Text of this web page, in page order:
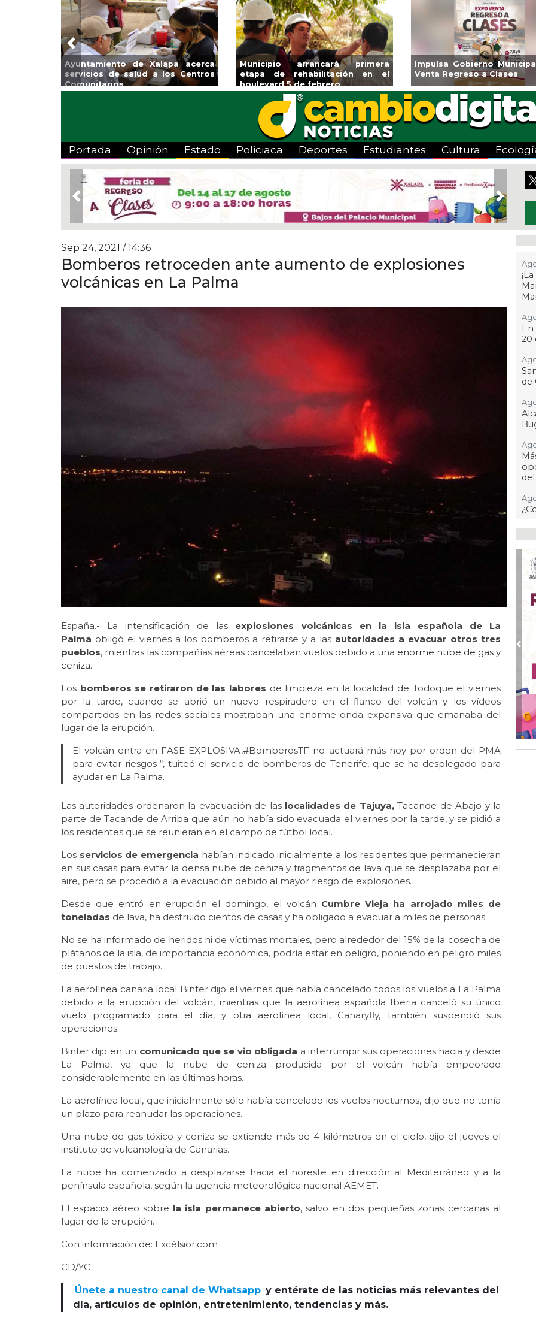
Impulsa Gobierno Municipal Expo
Venta Regreso a Clases
Reabrirá Coatzacoalcos la
Alberca Semiolímpica Zona
Centro
Invita Ayuntamiento de Veracruz
a Temporada de Artes “Escena
Viva”
Previous
Portada Opinión Estado Policiaca Deportes Estudiantes Cultura
Previous Next
Sep 24, 2021 / 14:36
Bomberos retroceden ante aumento de explosiones
volcánicas en La Palma
España.- La intensificación de las explosiones volcánicas en la isla española de La
Palma obligó el viernes a los bomberos a retirarse y a las autoridades a evacuar otros tres
pueblos, mientras las compañías aéreas cancelaban vuelos debido a una enorme nube de gas y
ceniza.
Los bomberos se retiraron de las labores de limpieza en la localidad de Todoque el viernes
por la tarde, cuando se abrió un nuevo respiradero en el flanco del volcán y los vídeos
compartidos en las redes sociales mostraban una enorme onda expansiva que emanaba del
lugar de la erupción.
El volcán entra en FASE EXPLOSIVA,#BomberosTF no actuará más hoy por orden del PMA
para evitar riesgos “, tuiteó el servicio de bomberos de Tenerife, que se ha desplegado para
ayudar en La Palma.
Las autoridades ordenaron la evacuación de las localidades de Tajuya,Tacande de Abajo y la
parte de Tacande de Arriba que aún no había sido evacuada el viernes por la tarde, y se pidió a
los residentes que se reunieran en el campo de fútbol local.
Los servicios de emergencia habían indicado inicialmente a los residentes que permanecieran
en sus casas para evitar la densa nube de ceniza y fragmentos de lava que se desplazaba por el
aire, pero se procedió a la evacuación debido al mayor riesgo de explosiones.
Desde que entró en erupción el domingo, el volcán Cumbre Vieja ha arrojado miles de
toneladas de lava, ha destruido cientos de casas y ha obligado a evacuar a miles de personas.
No se ha informado de heridos ni de víctimas mortales, pero alrededor del 15% de la cosecha de
plátanos de la isla, de importancia económica, podría estar en peligro, poniendo en peligro miles
de puestos de trabajo.
La aerolínea canaria local Binter dijo el viernes que había cancelado todos los vuelos a La Palma
debido a la erupción del volcán, mientras que la aerolínea española Iberia canceló su único
vuelo programado para el día, y otra aerolínea local, Canaryfly, también suspendió sus
operaciones.
Binter dijo en un comunicado que se vio obligada a interrumpir sus operaciones hacia y desde
La Palma, ya que la nube de ceniza producida por el volcán había empeorado
considerablemente en las últimas horas.
La aerolínea local, que inicialmente sólo había cancelado los vuelos nocturnos, dijo que no tenía
un plazo para reanudar las operaciones.
Una nube de gas tóxico y ceniza se extiende más de 4 kilómetros en el cielo, dijo el jueves el
instituto de vulcanología de Canarias.
La nube ha comenzado a desplazarse hacia el noreste en dirección al Mediterráneo y a la
península española, según la agencia meteorológica nacional AEMET.
El espacio aéreo sobre la isla permanece abierto, salvo en dos pequeñas zonas cercanas al
lugar de la erupción.
Con información de: Excélsior.com
CD/YC
Únete a nuestro canal de Whatsapp y entérate de las noticias más relevantes del
día, artículos de opinión, entretenimiento, tendencias y más.
20
de
a